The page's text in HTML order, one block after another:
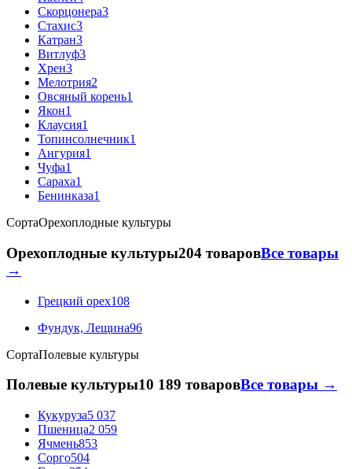
Скорцонера3
Стахис3
Катран3
Витлуф3
Хрен3
Мелотрия2
Овсяный корень1
Якон1
Клаусия1
Топинсолнечник1
Ангурия1
Чуфа1
Сараха1
Бенинказа1
СортаОрехоплодные культуры
Орехоплодные культуры204 товаровВсе товары
→
Грецкий орех108
Фундук, Лещина96
СортаПолевые культуры
Полевые культуры10 189 товаровВсе товары →
Кукуруза5 037
Пшеница2 059
Ячмень853
Сорго504